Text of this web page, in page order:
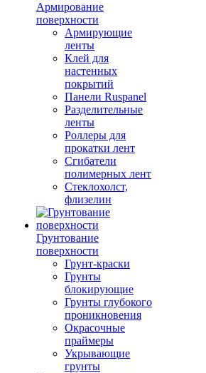
Армирование
поверхности
Армирующие
ленты
Клей для
настенных
покрытий
Панели Ruspanel
Разделительные
ленты
Роллеры для
прокатки лент
Сгибатели
полимерных лент
Стеклохолст,
флизелин
Грунтование
поверхности
Грунт-краски
Грунты
блокирующие
Грунты глубокого
проникновения
Окрасочные
праймеры
Укрывающие
грунты